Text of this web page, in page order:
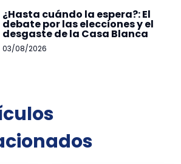
¿Hasta cuándo la espera?: El
debate por las elecciones y el
desgaste de la Casa Blanca
03/08/2026